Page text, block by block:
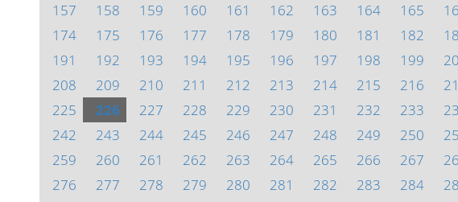
157
158 159 160 161 162 163 164 165
174
175 176 177 178 179 180 181 182
191
192 193 194 195 196 197 198 199
208
209 210 211 212 213 214 215 216
225
226 227 228 229 230 231 232 233
242
243 244 245 246 247 248 249 250
259
260 261 262 263 264 265 266 267
276
277 278 279 280 281 282 283 284